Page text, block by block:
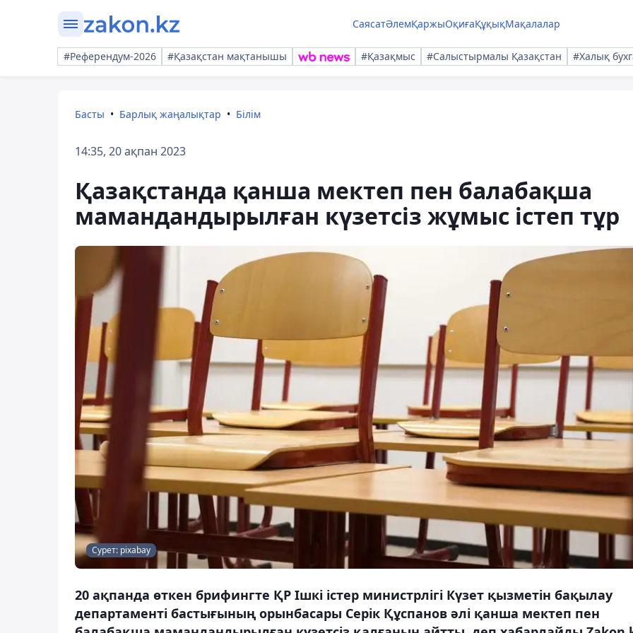
СаясатӘлемҚаржыОқиғаҚұқықМақалалар
#Референдум-2026 #Қазақстан мақтанышы #Қазақмыс #Салыстырмалы Қазақстан #Халық
Басты Барлық жаңалықтар Білім
14:35, 20 ақпан 2023
Қазақстанда қанша мектеп пен балабақша
мамандандырылған күзетсіз жұмыс істеп тұр
Сурет: pixabay
20 ақпанда өткен брифингте ҚР Ішкі істер министрлігі Күзет қызметін бақылау
департаменті бастығының орынбасары Серік Құспанов әлі қанша мектеп пен